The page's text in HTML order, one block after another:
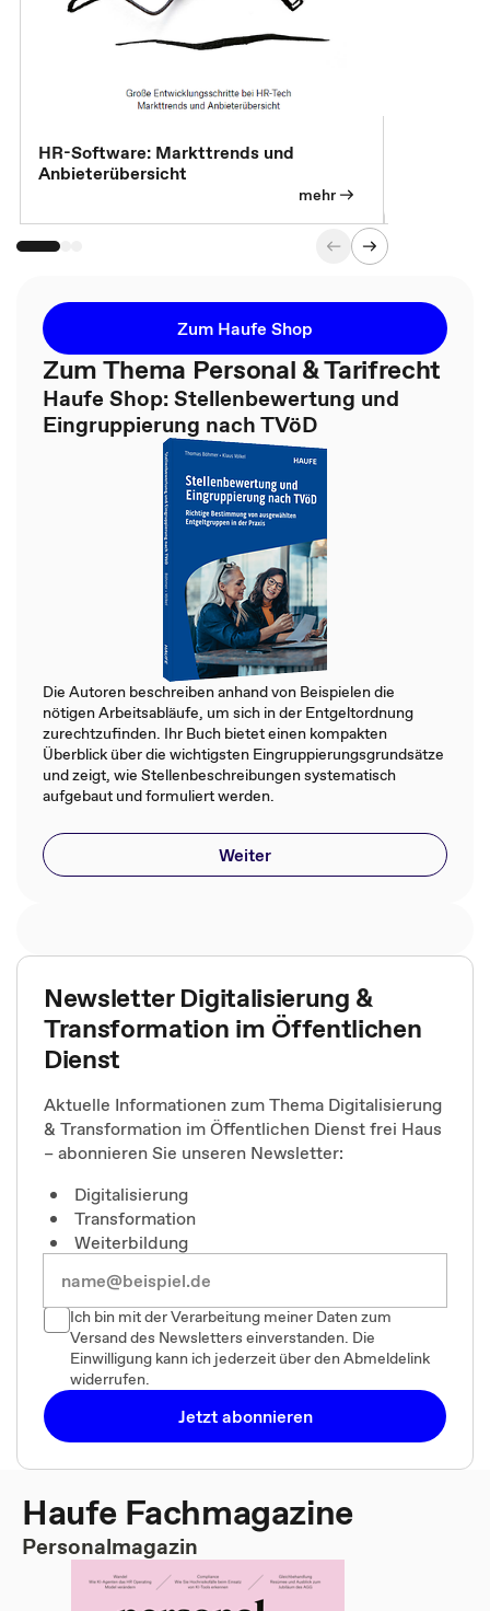
HR-Software: Markttrends und
Anbieterübersicht
mehr
Zum Haufe Shop
Zum Thema Personal & Tarifrecht
Haufe Shop: Stellenbewertung und
Eingruppierung nach TVöD
Die Autoren beschreiben anhand von Beispielen die
nötigen Arbeitsabläufe, um sich in der Entgeltordnung
zurechtzufinden. Ihr Buch bietet einen kompakten
Überblick über die wichtigsten Eingruppierungsgrundsätze
und zeigt, wie Stellenbeschreibungen systematisch
aufgebaut und formuliert werden.
Weiter
Newsletter Digitalisierung &
Transformation im Öffentlichen
Dienst
Aktuelle Informationen zum Thema Digitalisierung
& Transformation im Öffentlichen Dienst frei Haus
– abonnieren Sie unseren Newsletter:
Digitalisierung
Transformation
Weiterbildung
Ich bin mit der Verarbeitung meiner Daten zum
Versand des Newsletters einverstanden. Die
Einwilligung kann ich jederzeit über den Abmeldelink
widerrufen.
Jetzt abonnieren
Haufe Fachmagazine
Personalmagazin